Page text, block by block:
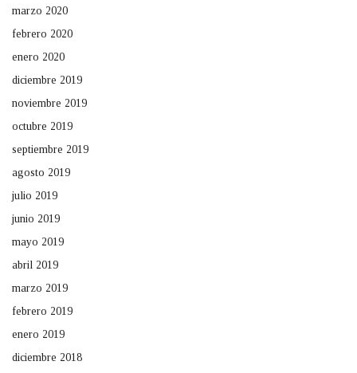
marzo 2020
febrero 2020
enero 2020
diciembre 2019
noviembre 2019
octubre 2019
septiembre 2019
agosto 2019
julio 2019
junio 2019
mayo 2019
abril 2019
marzo 2019
febrero 2019
enero 2019
diciembre 2018